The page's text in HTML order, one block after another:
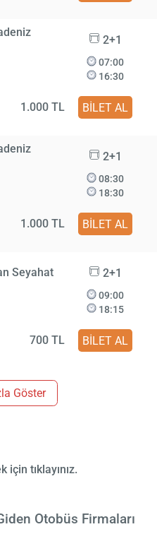
2+1
07:00
16:30
1.000 TL BİLET AL
2+1
08:30
18:30
1.000 TL BİLET AL
Seyahat 2+1
09:00
18:15
700 TL BİLET AL
Göster
için tıklayınız.
Otobüs Firmaları